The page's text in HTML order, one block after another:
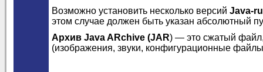
Возможно установить несколько версий Java-
этом случае должен быть указан абсолютный
Архив Java ARchive (JAR) — это сжатый
(изображения, звуки, конфигурационные